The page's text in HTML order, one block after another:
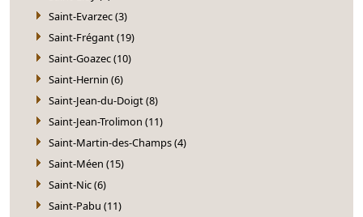
Saint-Evarzec (3)
Saint-Frégant (19)
Saint-Goazec (10)
Saint-Hernin (6)
Saint-Jean-du-Doigt (8)
Saint-Jean-Trolimon (11)
Saint-Martin-des-Champs (4)
Saint-Méen (15)
Saint-Nic (6)
Saint-Pabu (11)